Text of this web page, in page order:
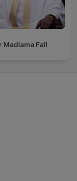
Madiama Fall